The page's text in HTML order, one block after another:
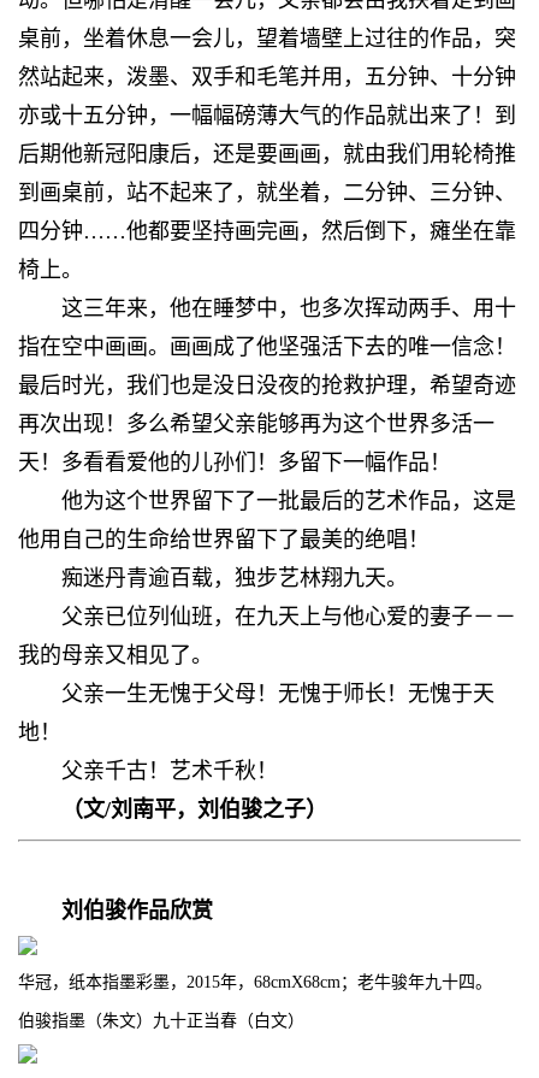
桌前，坐着休息一会儿，望着墙壁上过往的作品，突
然站起来，泼墨、双手和毛笔并用，五分钟、十分钟
亦或十五分钟，一幅幅磅薄大气的作品就出来了！到
后期他新冠阳康后，还是要画画，就由我们用轮椅推
到画桌前，站不起来了，就坐着，二分钟、三分钟、
四分钟……他都要坚持画完画，然后倒下，瘫坐在靠
椅上。
这三年来，他在睡梦中，也多次挥动两手、用十
指在空中画画。画画成了他坚强活下去的唯一信念！
最后时光，我们也是没日没夜的抢救护理，希望奇迹
再次出现！多么希望父亲能够再为这个世界多活一
天！多看看爱他的儿孙们！多留下一幅作品！
他为这个世界留下了一批最后的艺术作品，这是
他用自己的生命给世界留下了最美的绝唱！
痴迷丹青逾百载，独步艺林翔九天。
父亲已位列仙班，在九天上与他心爱的妻子－－
我的母亲又相见了。
父亲一生无愧于父母！无愧于师长！无愧于天
地！
父亲千古！艺术千秋！
（文/刘南平， 刘伯骏之子）
刘伯骏作品欣赏
华冠，纸本指墨彩墨，2015年，68cmX68cm；老牛骏年九十四。
伯骏指墨（朱文）九十正当春（白文）